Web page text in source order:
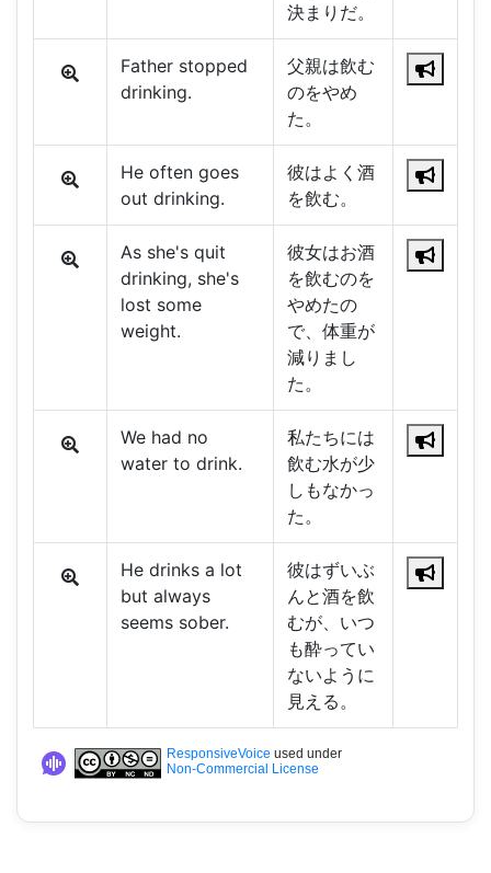
決まりだ。
Father stopped
drinking.
父親は飲む
のをやめ
た。
He often goes
out drinking.
彼はよく酒
を飲む。
As she's quit
drinking, she's
lost some
weight.
彼女はお酒
を飲むのを
やめたの
で、体重が
減りまし
た。
We had no
water to drink.
私たちには
飲む水が少
しもなかっ
た。
He drinks a lot
but always
seems sober.
彼はずいぶ
んと酒を飲
むが、いつ
も酔ってい
ないように
見える。
ResponsiveVoice used under
Non-Commercial License